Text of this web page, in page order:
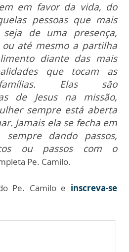
em favor da vida, do
pessoas que mais
seja de uma presença,
ou até mesmo a partilha
diante das mais
que tocam as
Elas são
de Jesus na missão,
sempre está aberta
Jamais ela se fecha em
dando passos,
ou passos com o
Pe. Camilo.
Pe. Camilo e inscreva-se